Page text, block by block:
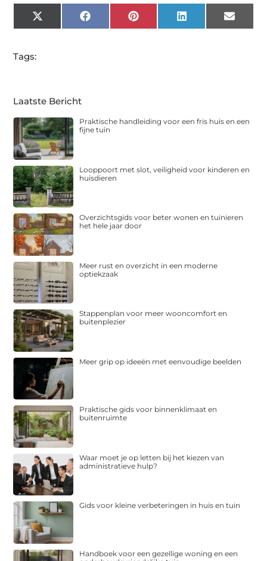
X
(Twitter)
FacebookPinterest LinkedIn Email
Tags:
Laatste Bericht
Praktische handleiding voor een fris huis en een
fijne tuin
Looppoort met slot, veiligheid voor kinderen en
huisdieren
Overzichtsgids voor beter wonen en tuinieren
het hele jaar door
Meer rust en overzicht in een moderne
optiekzaak
Stappenplan voor meer wooncomfort en
buitenplezier
Meer grip op ideeën met eenvoudige beelden
Praktische gids voor binnenklimaat en
buitenruimte
Waar moet je op letten bij het kiezen van
administratieve hulp?
Gids voor kleine verbeteringen in huis en tuin
Handboek voor een gezellige woning en een